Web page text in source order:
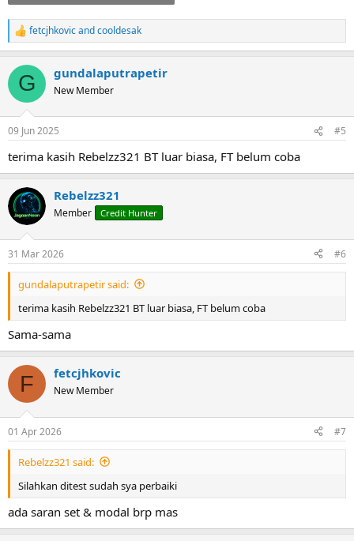
R
e
c
i
s
fetcjhkovicandcooldesak
G gundalaputrapetir
New Member
09 Jun 2025 #5
terima kasih Rebelzz321 BT luar biasa, FT belum coba
Rebelzz321
Member Credit Hunter
31 Mar 2026 #6
gundalaputrapetir said:
terima kasih Rebelzz321 BT luar biasa, FT belum coba
Sama-sama
F fetcjhkovic
New Member
01 Apr 2026 #7
Rebelzz321 said:
Silahkan ditest sudah sya perbaiki
ada saran set & modal brp mas